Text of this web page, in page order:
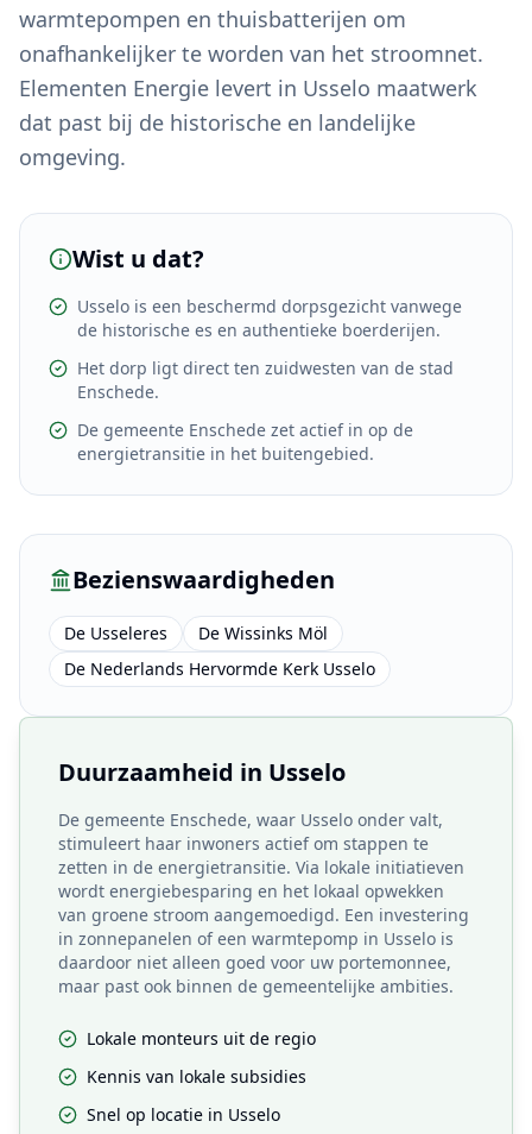
warmtepompen en thuisbatterijen om
onafhankelijker te worden van het stroomnet.
Elementen Energie levert in Usselo maatwerk
dat past bij de historische en landelijke
omgeving.
Wist u dat?
Usselo is een beschermd dorpsgezicht vanwege
de historische es en authentieke boerderijen.
Het dorp ligt direct ten zuidwesten van de stad
Enschede.
De gemeente Enschede zet actief in op de
energietransitie in het buitengebied.
Bezienswaardigheden
De Usseleres
De Wissinks Möl
De Nederlands Hervormde Kerk Usselo
Duurzaamheid in Usselo
De gemeente Enschede, waar Usselo onder valt,
stimuleert haar inwoners actief om stappen te
zetten in de energietransitie. Via lokale initiatieven
wordt energiebesparing en het lokaal opwekken
van groene stroom aangemoedigd. Een investering
in zonnepanelen of een warmtepomp in Usselo is
daardoor niet alleen goed voor uw portemonnee,
maar past ook binnen de gemeentelijke ambities.
Lokale monteurs uit de regio
Kennis van lokale subsidies
Snel op locatie in Usselo